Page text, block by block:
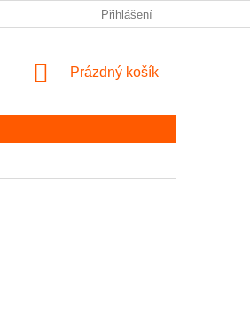
Přihlášení
NÁKUPNÍ KOŠÍK
Prázdný košík